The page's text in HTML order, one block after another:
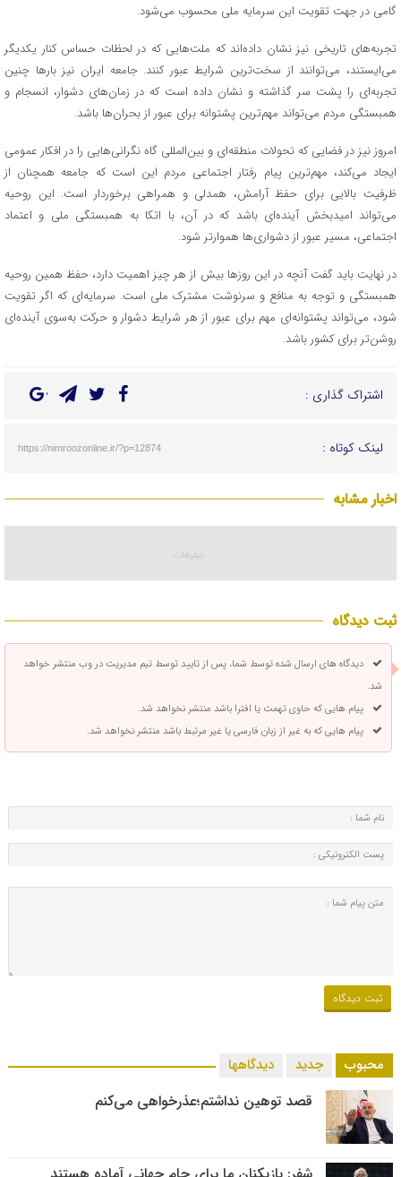
گامی در جهت تقویت این سرمایه ملی محسوب می‌شود.
تجربه‌های تاریخی نیز نشان داده‌اند که ملت‌هایی که در لحظات حساس کنار یکدیگر
می‌ایستند، می‌توانند از سخت‌ترین شرایط عبور کنند. جامعه ایران نیز بارها چنین
تجربه‌ای را پشت سر گذاشته و نشان داده است که در زمان‌های دشوار، انسجام و
همبستگی مردم می‌تواند مهم‌ترین پشتوانه برای عبور از بحران‌ها باشد.
امروز نیز در فضایی که تحولات منطقه‌ای و بین‌المللی گاه نگرانی‌هایی را در افکار عمومی
ایجاد می‌کند، مهم‌ترین پیام رفتار اجتماعی مردم این است که جامعه همچنان از
ظرفیت بالایی برای حفظ آرامش، همدلی و همراهی برخوردار است. این روحیه
می‌تواند امیدبخش آینده‌ای باشد که در آن، با اتکا به همبستگی ملی و اعتماد
اجتماعی، مسیر عبور از دشواری‌ها هموارتر شود.
در نهایت باید گفت آنچه در این روزها بیش از هر چیز اهمیت دارد، حفظ همین روحیه
همبستگی و توجه به منافع و سرنوشت مشترک ملی است. سرمایه‌ای که اگر تقویت
شود، می‌تواند پشتوانه‌ای مهم برای عبور از هر شرایط دشوار و حرکت به‌سوی آینده‌ای
روشن‌تر برای کشور باشد.
اشتراک گذاری :
لینک کوتاه : https://nimroozonline.ir/?p=12874
اخبار مشابه
ثبت دیدگاه
دیدگاه های ارسال شده توسط شما، پس از تایید توسط تیم مدیریت در وب منتشر خواهد
شد.
پیام هایی که حاوی تهمت یا افترا باشد منتشر نخواهد شد.
پیام هایی که به غیر از زبان فارسی یا غیر مرتبط باشد منتشر نخواهد شد.
محبوب جدید دیدگاهها
قصد توهین نداشتم؛عذرخواهی می‌کنم